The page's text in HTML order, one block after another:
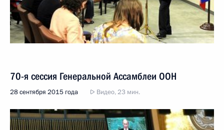
70-я сессия Генеральной Ассамблеи ООН
28 сентября 2015 года Видео, 23 мин.